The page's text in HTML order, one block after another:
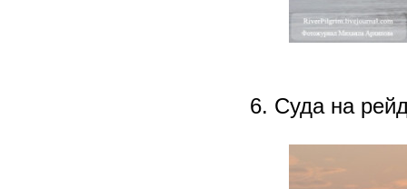
6. Суда на